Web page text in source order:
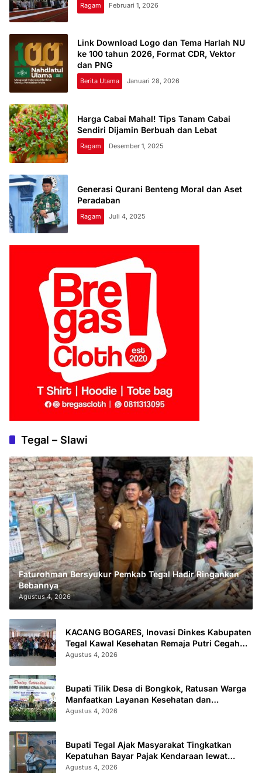
Ragam Februari 1, 2026
Link Download Logo dan Tema Harlah NU
ke 100 tahun 2026, Format CDR, Vektor
dan PNG
Berita Utama Januari 28, 2026
Harga Cabai Mahal! Tips Tanam Cabai
Sendiri Dijamin Berbuah dan Lebat
Ragam Desember 1, 2025
Generasi Qurani Benteng Moral dan Aset
Peradaban
Ragam Juli 4, 2025
Tegal – Slawi
Faturohman Bersyukur Pemkab Tegal Hadir Ringankan
Bebannya
Agustus 4, 2026
KACANG BOGARES, Inovasi Dinkes Kabupaten
Tegal Kawal Kesehatan Remaja Putri Cegah
Stunting
Agustus 4, 2026
Bupati Tilik Desa di Bongkok, Ratusan Warga
Manfaatkan Layanan Kesehatan dan
Administrasi
Agustus 4, 2026
Bupati Tegal Ajak Masyarakat Tingkatkan
Kepatuhan Bayar Pajak Kendaraan lewat
“TULUS NGOPENI”
Agustus 4, 2026